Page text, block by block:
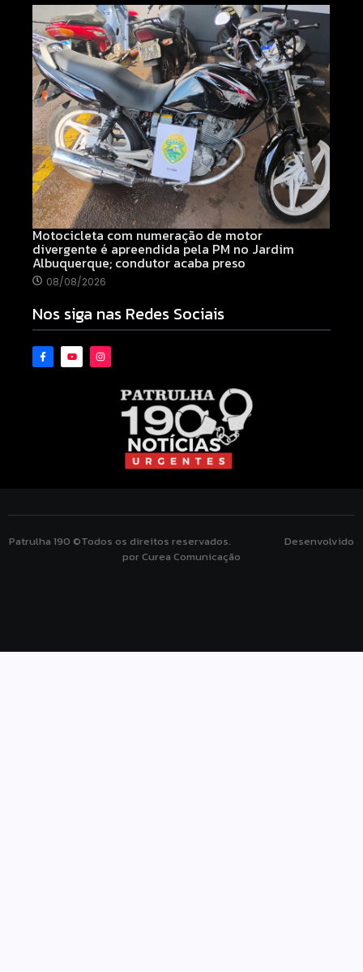
Motocicleta com numeração de motor
divergente é apreendida pela PM no Jardim
Albuquerque; condutor acaba preso
08/08/2026
Nos siga nas Redes Sociais
Patrulha 190 ©Todos os direitos reservados. Desenvolvido
por Curea Comunicação